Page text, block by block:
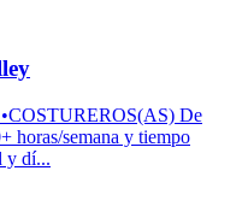
De
horas/semana y tiempo
y dí...